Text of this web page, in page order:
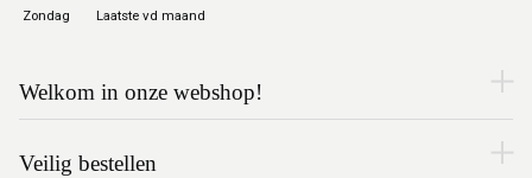
Zondag
Laatste vd maand
Welkom in onze webshop!
Veilig bestellen